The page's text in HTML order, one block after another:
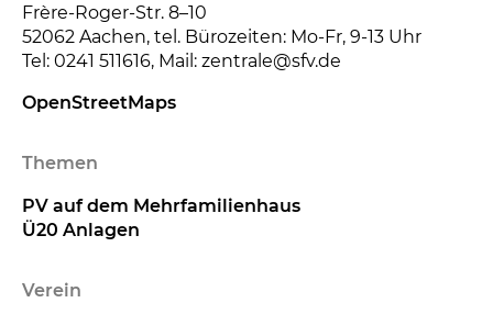
Frère-Roger-Str. 8–10
52062 Aachen, tel. Bürozeiten: Mo-Fr, 9-13 Uhr
Tel: 0241 511616, Mail: zentrale@sfv.de
OpenStreetMaps
Themen
PV auf dem Mehrfamilienhaus
Ü20 Anlagen
Verein